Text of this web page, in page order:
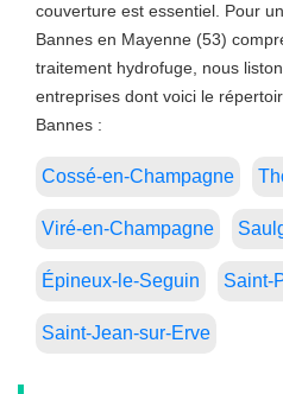
couverture est essentiel. Pour
Bannes en Mayenne (53)
traitement hydrofuge, nous
entreprises dont voici le
Bannes :
Cossé-en-Champagne
Viré-en-Champagne
Épineux-le-Seguin Saint-
Saint-Jean-sur-Erve